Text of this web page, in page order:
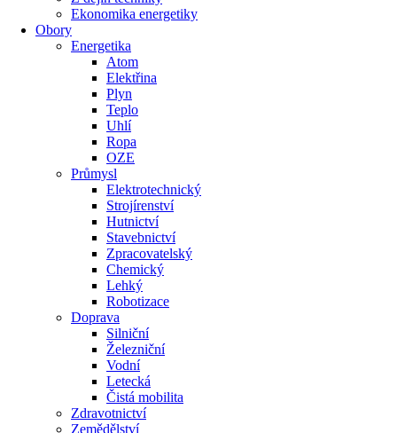
Ekonomika energetiky
Obory
Energetika
Atom
Elektřina
Plyn
Teplo
Uhlí
Ropa
OZE
Průmysl
Elektrotechnický
Strojírenství
Hutnictví
Stavebnictví
Zpracovatelský
Chemický
Lehký
Robotizace
Doprava
Silniční
Železniční
Vodní
Letecká
Čistá mobilita
Zdravotnictví
Zemědělství